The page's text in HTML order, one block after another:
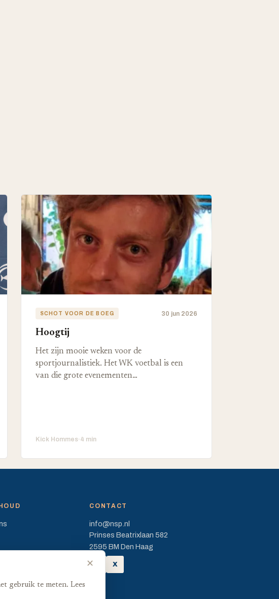
SCHOT VOOR DE BOEG 30 jun 2026
Hoogtij
Het zijn mooie weken voor de
sportjournalistiek. Het WK voetbal is een
van die grote evenementen…
Kick Hommes·4 min
CONTACT
info@nsp.nl
Prinses Beatrixlaan 582
2595 BM Den Haag
X
✕
gebruik te meten. Lees